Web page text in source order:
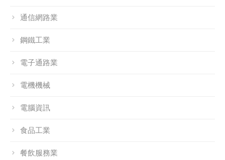
通信網路業
鋼鐵工業
電子通路業
電機機械
電腦資訊
食品工業
餐飲服務業